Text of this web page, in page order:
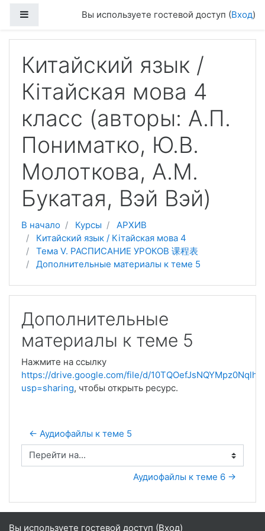
Боковая панельВы используете гостевой доступ (Вход)
Китайский язык /
Кітайская мова 4
класс (авторы: А.П.
Пониматко, Ю.В.
Молоткова, А.М.
Букатая, Вэй Вэй)
В начало Курсы
АРХИВ
Китайский язык / Кітайская мова 4
Тема V. РАСПИСАНИЕ УРОКОВ 课程表
Дополнительные материалы к теме 5
Дополнительные
материалы к теме 5
Нажмите на ссылку
https://drive.google.com/file/d/
usp=sharing, чтобы открыть ресурс.
← Аудиофайлы к теме 5
Перейти на...
Аудиофайлы к теме 6 →
Вы используете гостевой доступ (Вход)